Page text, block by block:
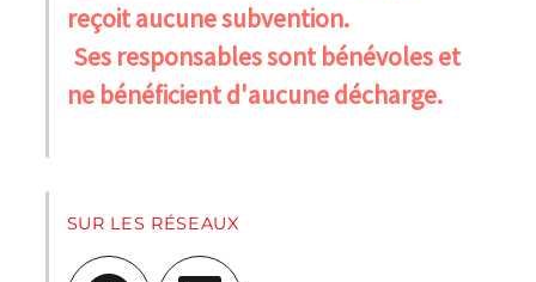
reçoit aucune subvention.
Ses responsables sont bénévoles et
ne bénéficient d'aucune décharge.
SUR LES RÉSEAUX